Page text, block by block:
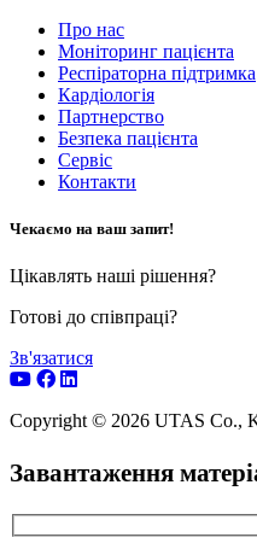
Про нас
Моніторинг пацієнта
Респіраторна підтримка
Кардіологія
Партнерство
Безпека пацієнта
Сервіс
Контакти
Чекаємо на ваш запит!
Цікавлять наші рішення?
Готові до співпраці?
Зв'язатися
Copyright © 2026 UTAS Co.,
Завантаження